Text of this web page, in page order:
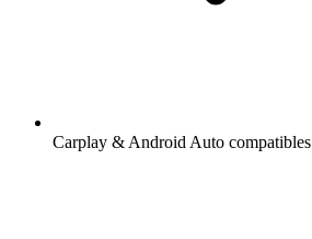
Carplay & Android Auto compatibles